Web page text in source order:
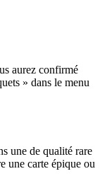
aurez confirmé
» dans le menu
une de qualité rare
une carte épique ou